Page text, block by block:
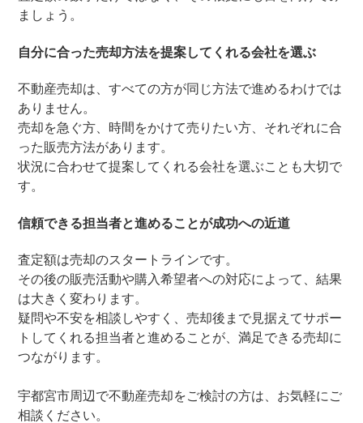
ましょう。
自分に合った売却方法を提案してくれる会社を選ぶ
不動産売却は、すべての方が同じ方法で進めるわけでは
ありません。
売却を急ぐ方、時間をかけて売りたい方、それぞれに合
った販売方法があります。
状況に合わせて提案してくれる会社を選ぶことも大切で
す。
信頼できる担当者と進めることが成功への近道
査定額は売却のスタートラインです。
その後の販売活動や購入希望者への対応によって、結果
は大きく変わります。
疑問や不安を相談しやすく、売却後まで見据えてサポー
トしてくれる担当者と進めることが、満足できる売却に
つながります。
宇都宮市周辺で不動産売却をご検討の方は、お気軽にご
相談ください。